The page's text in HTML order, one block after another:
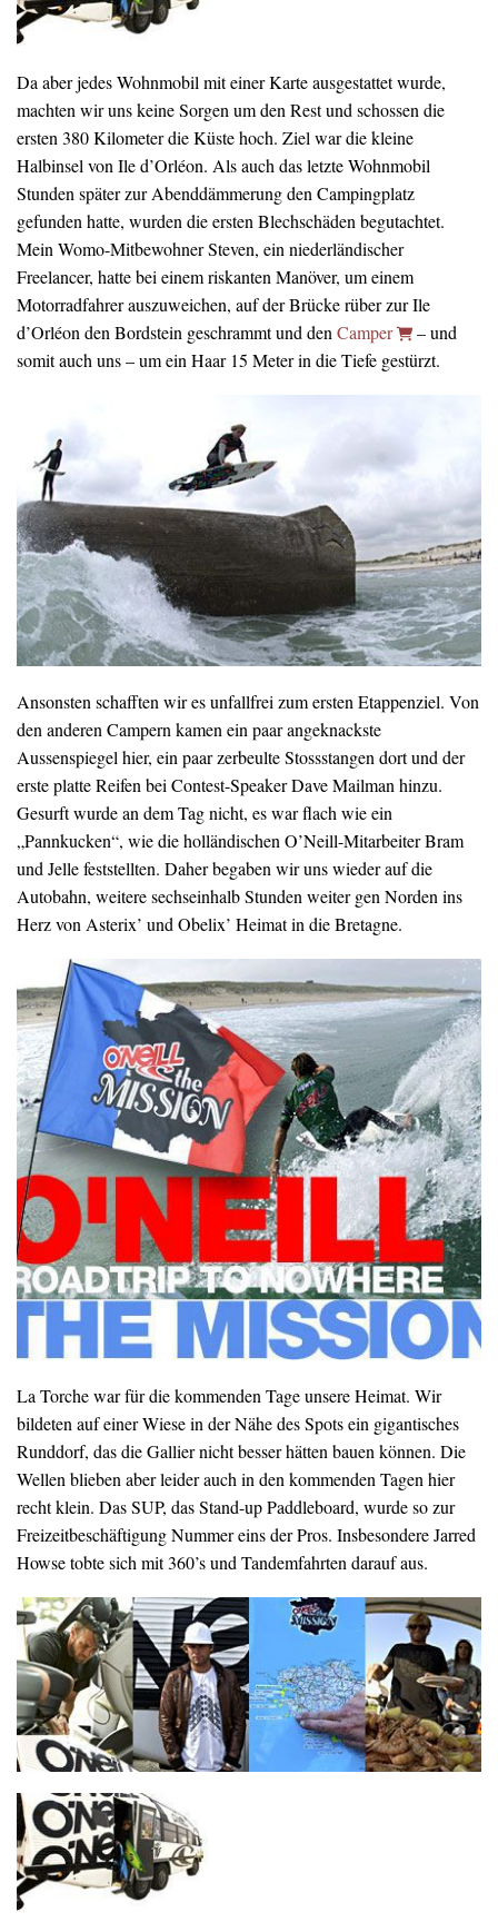
Da aber jedes Wohnmobil mit einer Karte ausgestattet wurde,
machten wir uns keine Sorgen um den Rest und schossen die
ersten 380 Kilometer die Küste hoch. Ziel war die kleine
Halbinsel von Ile d’Orléon. Als auch das letzte Wohnmobil
Stunden später zur Abenddämmerung den Campingplatz
gefunden hatte, wurden die ersten Blechschäden begutachtet.
Mein Womo-Mitbewohner Steven, ein niederländischer
Freelancer, hatte bei einem riskanten Manöver, um einem
Motorradfahrer auszuweichen, auf der Brücke rüber zur Ile
d’Orléon den Bordstein geschrammt und den Camper
– und
somit auch uns – um ein Haar 15 Meter in die Tiefe gestürzt.
Ansonsten schafften wir es unfallfrei zum ersten Etappenziel. Von
den anderen Campern kamen ein paar angeknackste
Aussenspiegel hier, ein paar zerbeulte Stossstangen dort und der
erste platte Reifen bei Contest-Speaker Dave Mailman hinzu.
Gesurft wurde an dem Tag nicht, es war flach wie ein
„Pannkucken“, wie die holländischen O’Neill-Mitarbeiter Bram
und Jelle feststellten. Daher begaben wir uns wieder auf die
Autobahn, weitere sechseinhalb Stunden weiter gen Norden ins
Herz von Asterix’ und Obelix’ Heimat in die Bretagne.
La Torche war für die kommenden Tage unsere Heimat. Wir
bildeten auf einer Wiese in der Nähe des Spots ein gigantisches
Runddorf, das die Gallier nicht besser hätten bauen können. Die
Wellen blieben aber leider auch in den kommenden Tagen hier
recht klein. Das SUP, das Stand-up Paddleboard, wurde so zur
Freizeitbeschäftigung Nummer eins der Pros. Insbesondere Jarred
Howse tobte sich mit 360’s und Tandemfahrten darauf aus.